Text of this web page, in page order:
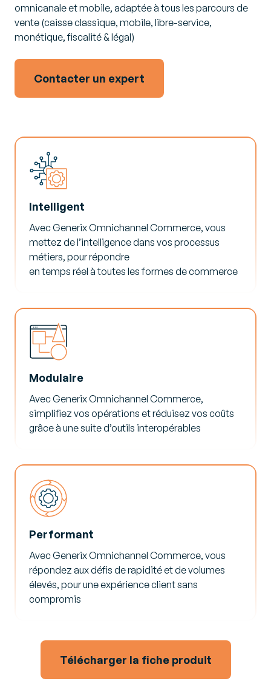
omnicanale et mobile, adaptée à tous les parcours de
vente (caisse classique, mobile, libre-service,
monétique, fiscalité & légal)
Contacter un expert
Intelligent
Avec Generix Omnichannel Commerce, vous
mettez de l’intelligence dans vos processus
métiers, pour répondre​
en temps réel à toutes les formes de commerce
Modulaire
Avec Generix Omnichannel Commerce,
simplifiez vos opérations et réduisez vos coûts
grâce à une suite d’outils interopérables
Performant
Avec Generix Omnichannel Commerce, vous
répondez aux défis de rapidité et de volumes
élevés, pour une expérience client sans
compromis​
Télécharger la fiche produit